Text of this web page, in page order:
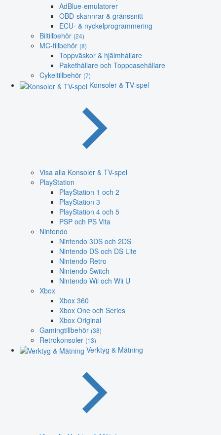
AdBlue-emulatorer
OBD-skannrar & gränssnitt
ECU- & nyckelprogrammering
Biltillbehör (24)
MC-tillbehör (8)
Toppväskor & hjälmhållare
Pakethållare och Toppcasehållare
Cykeltillbehör (7)
Konsoler & TV-spel
Visa alla Konsoler & TV-spel
PlayStation
PlayStation 1 och 2
PlayStation 3
PlayStation 4 och 5
PSP och PS Vita
Nintendo
Nintendo 3DS och 2DS
Nintendo DS och DS Lite
Nintendo Retro
Nintendo Switch
Nintendo Wii och Wii U
Xbox
Xbox 360
Xbox One och Series
Xbox Original
Gamingtillbehör (38)
Retrokonsoler (13)
Verktyg & Mätning